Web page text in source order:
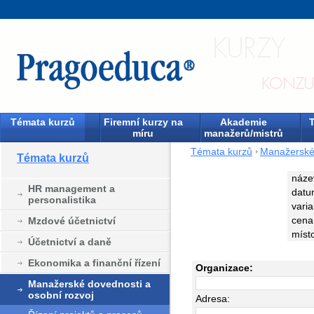
Témata kurzů
Firemní kurzy na
míru
Akademie
manažerů/mistrů
Témata kurzů
HR management a
personalistika
Mzdové účetnictví
Účetnictví a daně
Ekonomika a finanční řízení
Manažerské dovednosti a
osobní rozvoj
Témata kurzů
Organizace:
Adresa: